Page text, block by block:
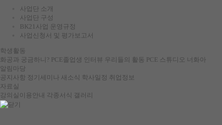
사업단 소개
사업단 구성
BK21사업 운영규정
사업신청서 및 평가보고서
학생활동
화공과 궁금하니? PCE졸업생 인터뷰 우리들의 활동 PCE 스튜디오
너화아
알림마당
공지사항 정기세미나 새소식 학사일정 취업정보
자료실
강의실이용안내
각종서식 갤러리